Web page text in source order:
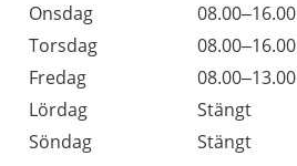
Onsdag
08.00–16.00
Torsdag
08.00–16.00
Fredag
08.00–13.00
Lördag
Stängt
Söndag
Stängt